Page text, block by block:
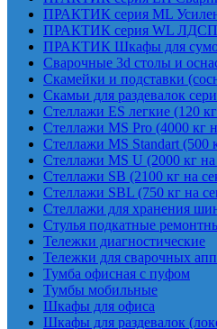
ПРАКТИК серия ML
ПРАКТИК серия WL ЛДСП
ПРАКТИК Шкафы для
Сварочные 3d столы и
Скамейки и подставки
Скамьи для раздевалок
Стеллажи ES легкие (120
Стеллажи MS Pro (4000 кг
Стеллажи MS Standart (500
Стеллажи MS U (2000 кг
Стеллажи SB (2100 кг на
Стеллажи SBL (750 кг на
Стеллажи для хранения
Стулья подкатные
Тележки диагностические
Тележки для сварочных
Тумба офисная с пуфом
Тумбы мобильные
Шкафы для офиса
Шкафы для раздевалок